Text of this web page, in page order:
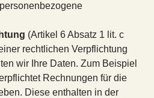
(Artikel 6 Absatz 1 lit. c
rechtlichen Verpflichtung
wir Ihre Daten. Zum Beispiel
Rechnungen für die
Diese enthalten in der